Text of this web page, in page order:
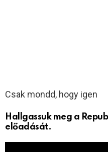
Csak mondd, hogy igen
Hallgassuk meg a
előadását.